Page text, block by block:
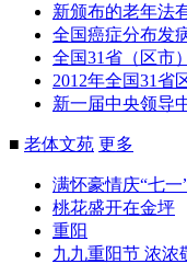
新颁布的老年法
全国癌症分布发
全国31省（区市
2012年全国31省
新一届中央领导
■ 老体文苑 更多
满怀豪情庆“七一
桃花盛开在金坪
重阳
九九重阳节 浓浓